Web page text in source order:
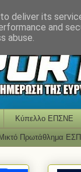
Κύπελλο ΕΠΣΝΕ
Μικτό Πρωτάθλημα
deliver its
and
abuse.